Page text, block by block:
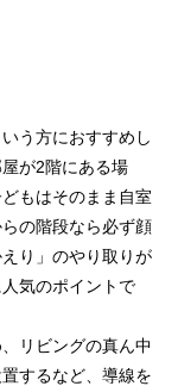
う方におすすめし
が2階にある場
もはそのまま自室
の階段なら必ず顔
り」のやり取りが
気のポイントで
リビングの真ん中
するなど、導線を